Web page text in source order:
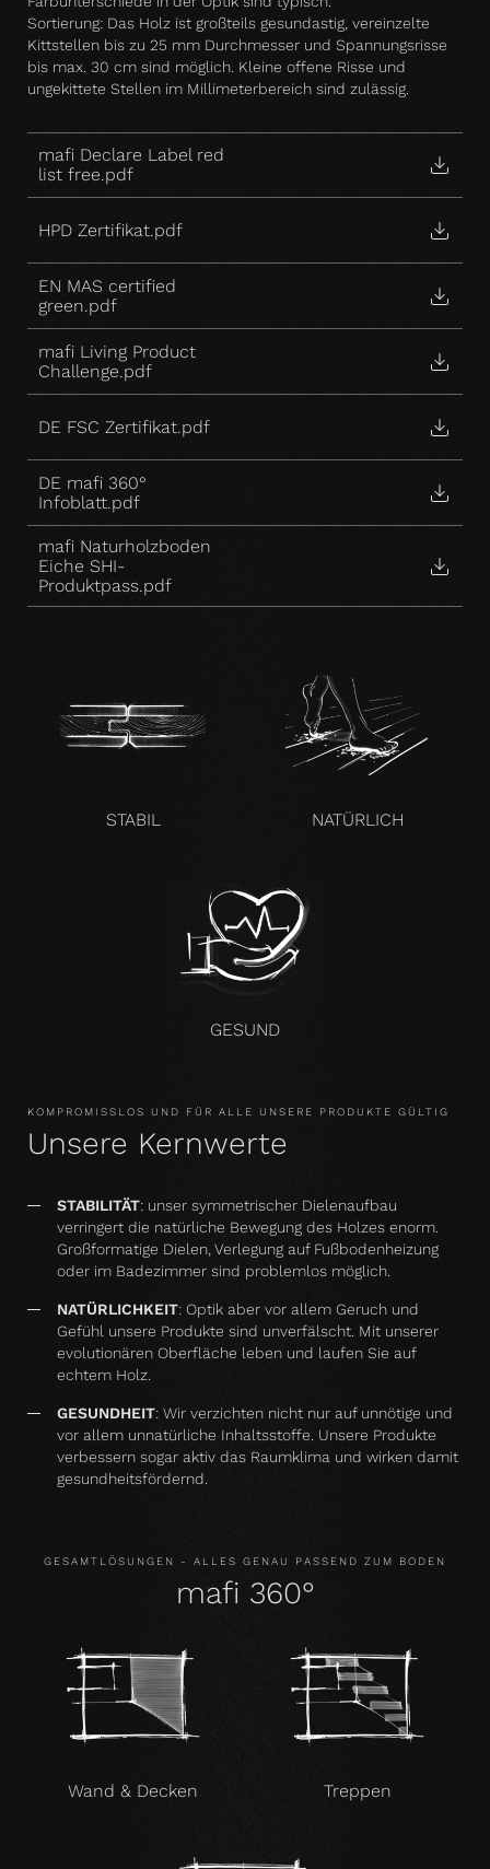
Sortierung: Das Holz ist großteils gesundastig, vereinzelte
Kittstellen bis zu 25 mm Durchmesser und Spannungsrisse
bis max. 30 cm sind möglich. Kleine offene Risse und
ungekittete Stellen im Millimeterbereich sind zulässig.
mafi Declare Label red
list free.pdf
HPD Zertifikat.pdf
EN MAS certified
green.pdf
mafi Living Product
Challenge.pdf
DE FSC Zertifikat.pdf
DE mafi 360°
Infoblatt.pdf
mafi Naturholzboden
Eiche SHI-
Produktpass.pdf
STABIL NATÜRLICH
GESUND
KOMPROMISSLOS UND FÜR ALLE UNSERE PRODUKTE GÜLTIG
Unsere Kernwerte
STABILITÄT: unser symmetrischer Dielenaufbau
verringert die natürliche Bewegung des Holzes enorm.
Großformatige Dielen, Verlegung auf Fußbodenheizung
oder im Badezimmer sind problemlos möglich.
NATÜRLICHKEIT: Optik aber vor allem Geruch und
Gefühl unsere Produkte sind unverfälscht. Mit unserer
evolutionären Oberfläche leben und laufen Sie auf
echtem Holz.
GESUNDHEIT: Wir verzichten nicht nur auf unnötige und
vor allem unnatürliche Inhaltsstoffe. Unsere Produkte
verbessern sogar aktiv das Raumklima und wirken damit
gesundheitsfördernd.
GESAMTLÖSUNGEN - ALLES GENAU PASSEND ZUM BODEN
mafi 360°
Wand & Decken Treppen